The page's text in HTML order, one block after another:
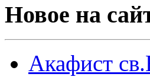
Новое на
Акафист